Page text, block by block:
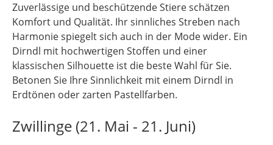
Zuverlässige und beschützende Stiere schätzen
Komfort und Qualität. Ihr sinnliches Streben nach
Harmonie spiegelt sich auch in der Mode wider. Ein
Dirndl mit hochwertigen Stoffen und einer
klassischen Silhouette ist die beste Wahl für Sie.
Betonen Sie Ihre Sinnlichkeit mit einem Dirndl in
Erdtönen oder zarten Pastellfarben.
Zwillinge (21. Mai - 21. Juni)